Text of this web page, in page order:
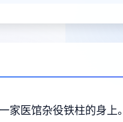
家医馆杂役铁柱的身上。